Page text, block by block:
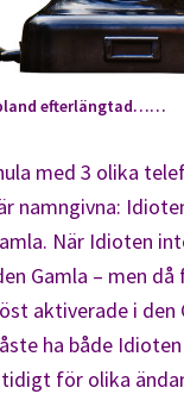
efterlängtad……
med 3 olika
namngivna:
När Idioten
Gamla – men
aktiverade i den
ha både Idioten
för olika